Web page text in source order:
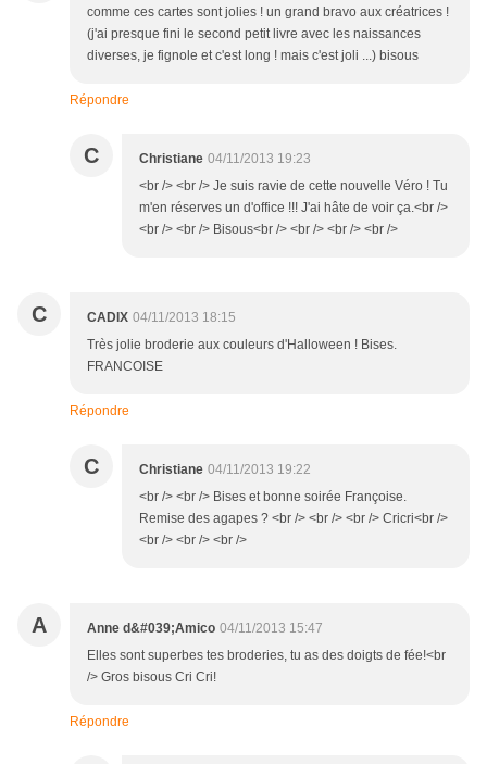
comme ces cartes sont jolies ! un grand bravo aux créatrices !
(j'ai presque fini le second petit livre avec les naissances
diverses, je fignole et c'est long ! mais c'est joli ...) bisous
Répondre
C Christiane 04/11/2013 19:23
<br /> <br /> Je suis ravie de cette nouvelle Véro ! Tu
m'en réserves un d'office !!! J'ai hâte de voir ça.<br />
<br /> <br /> Bisous<br /> <br /> <br /> <br />
C CADIX 04/11/2013 18:15
Très jolie broderie aux couleurs d'Halloween ! Bises.
FRANCOISE
Répondre
C Christiane 04/11/2013 19:22
<br /> <br /> Bises et bonne soirée Françoise.
Remise des agapes ? <br /> <br /> <br /> Cricri<br />
<br /> <br /> <br />
A Anne d&#039;Amico 04/11/2013 15:47
Elles sont superbes tes broderies, tu as des doigts de fée!<br
/> Gros bisous Cri Cri!
Répondre